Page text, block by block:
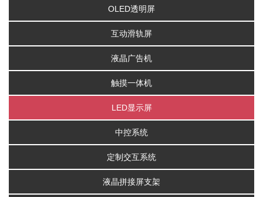
OLED透明屏
互动滑轨屏
液晶广告机
触摸一体机
LED显示屏
中控系统
定制交互系统
液晶拼接屏支架